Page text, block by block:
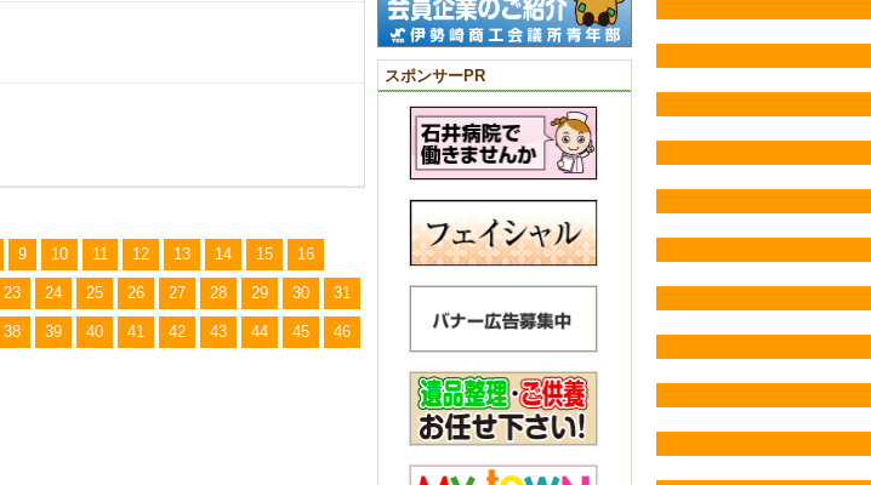
9 10 11 12 13 14 15 16
23 24 25 26 27 28 29 30 31
38 39 40 41 42 43 44 45 46
スポンサーPR